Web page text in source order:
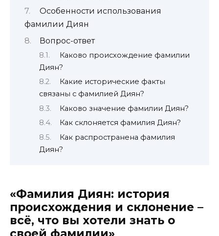
Особенности использования
фамилии Диян
Вопрос-ответ
Каково происхождение фамилии
Диян?
Какие исторические факты
связаны с фамилией Диян?
Каково значение фамилии Диян?
Как склоняется фамилия Диян?
Как распространена фамилия
Диян?
«Фамилия Диян: история
происхождения и склонение –
всё, что вы хотели знать о